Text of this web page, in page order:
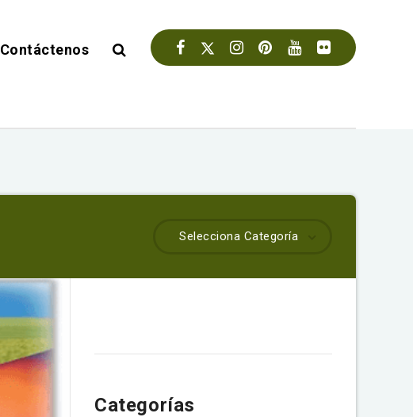
Contáctenos
Selecciona Categoría
Categorías